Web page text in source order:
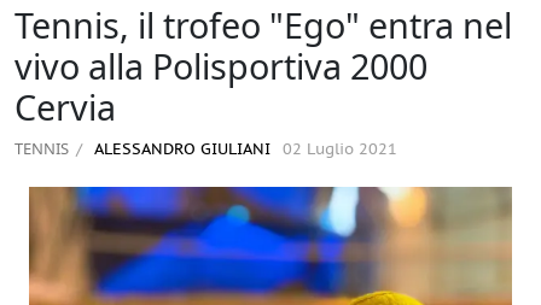
Tennis, il trofeo "Ego" entra nel
vivo alla Polisportiva 2000
Cervia
TENNIS ALESSANDRO GIULIANI 02 Luglio 2021